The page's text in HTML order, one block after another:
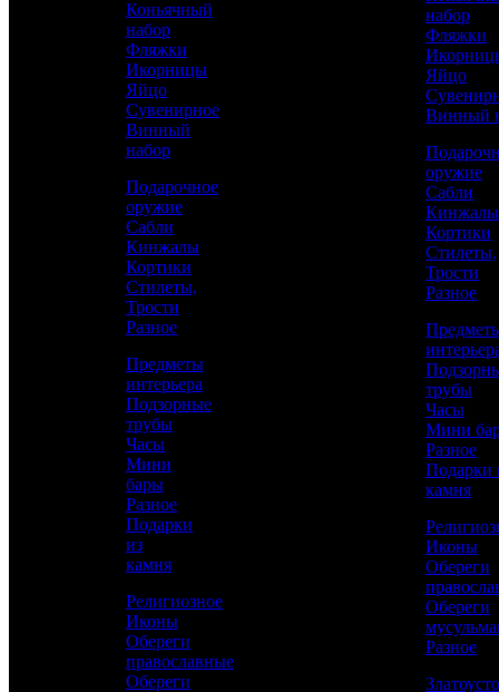
Аристократ
Наборы разные
41 700 р.
Сравнить товар
Рассчитать доставку СДЭК
РАССЧИТАТЬ
Коньячный
набор
Фляжки
Икорницы
Яйцо
Сувенирное
Винный
набор
Подарочное
оружие
Сабли
Кинжалы
Кортики
Стилеты,
Трости
Разное
Предметы
интерьера
Подзорные
трубы
Часы
Мини
бары
Разное
Подарки
из
камня
Религиозное
Иконы
Обереги
православные
Обереги
набор
Фляжки
Яйцо
Винный
оружие
Сабли
Кинжалы
Кортики
Стилеты,
Трости
Разное
трубы
Часы
Мини
Разное
Подарки
камня
Иконы
Обереги
Обереги
Разное